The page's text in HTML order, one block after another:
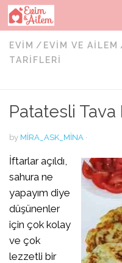
Skip to content
EVIM / EVIM VE AILEM
TARIFLERI
Patatesli Tava
by MIRA_ASK_MINA ·
İftarlar açıldı,
sahura ne
yapayım diye
düşünenler
için çok kolay
ve çok
lezzetli bir